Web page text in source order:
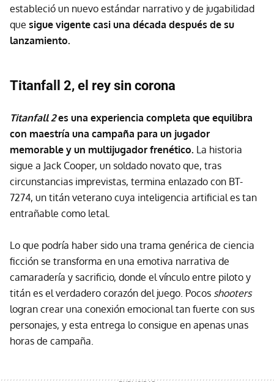
estableció un nuevo estándar narrativo y de jugabilidad
que sigue vigente casi una década después de su
lanzamiento.
Titanfall 2, el rey sin corona
Titanfall 2es una experiencia completa que equilibra
con maestría una campaña para un jugador
memorable y un multijugador frenético. La historia
sigue a Jack Cooper, un soldado novato que, tras
circunstancias imprevistas, termina enlazado con BT-
7274, un titán veterano cuya inteligencia artificial es tan
entrañable como letal.
Lo que podría haber sido una trama genérica de ciencia
ficción se transforma en una emotiva narrativa de
camaradería y sacrificio, donde el vínculo entre piloto y
titán es el verdadero corazón del juego. Pocos shooters
logran crear una conexión emocional tan fuerte con sus
personajes, y esta entrega lo consigue en apenas unas
horas de campaña.